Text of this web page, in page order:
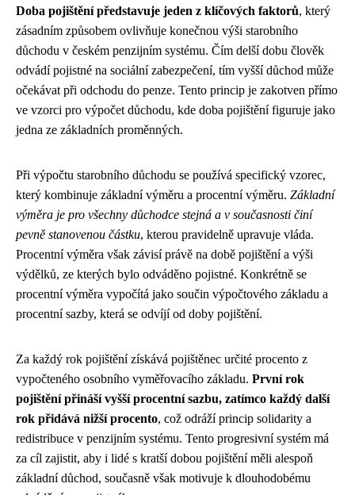
Doba pojištění představuje jeden z klíčových faktorů, který
zásadním způsobem ovlivňuje konečnou výši starobního
důchodu v českém penzijním systému. Čím delší dobu člověk
odvádí pojistné na sociální zabezpečení, tím vyšší důchod může
očekávat při odchodu do penze. Tento princip je zakotven přímo
ve vzorci pro výpočet důchodu, kde doba pojištění figuruje jako
jedna ze základních proměnných.
Při výpočtu starobního důchodu se používá specifický vzorec,
který kombinuje základní výměru a procentní výměru. Základní
výměra je pro všechny důchodce stejná a v současnosti činí
pevně stanovenou částku, kterou pravidelně upravuje vláda.
Procentní výměra však závisí právě na době pojištění a výši
výdělků, ze kterých bylo odváděno pojistné. Konkrétně se
procentní výměra vypočítá jako součin výpočtového základu a
procentní sazby, která se odvíjí od doby pojištění.
Za každý rok pojištění získává pojištěnec určité procento z
vypočteného osobního vyměřovacího základu. První rok
pojištění přináší vyšší procentní sazbu, zatímco každý další
rok přidává nižší procento, což odráží princip solidarity a
redistribuce v penzijním systému. Tento progresivní systém má
za cíl zajistit, aby i lidé s kratší dobou pojištění měli alespoň
základní důchod, současně však motivuje k dlouhodobému